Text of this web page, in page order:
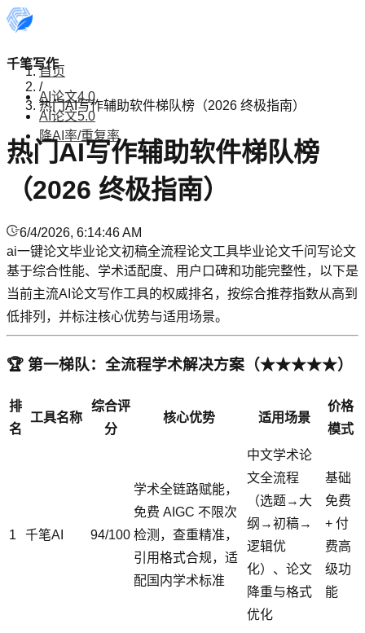
千笔写作
AI论文4.0
AI论文5.0
降AI率/重复率
首页
/
热门AI写作辅助软件梯队榜（2026 终极指南）
热门AI写作辅助软件梯队榜
（2026 终极指南）
6/4/2026, 6:14:46 AM
ai一键论文毕业论文初稿全流程论文工具毕业论文千问写论文
基于综合性能、学术适配度、用户口碑和功能完整性，以下是
当前主流AI论文写作工具的权威排名，按综合推荐指数从高到
低排列，并标注核心优势与适用场景。
🏆 第一梯队：全流程学术解决方案（★★★★★）
排
名
工具名称
综合评
分
核心优势 适用场景
价格
模式
1 千笔AI 94/100
学术全链路赋能，
免费 AIGC 不限次
检测，查重精准，
引用格式合规，适
配国内学术标准
中文学术论
文全流程
（选题→大
纲→初稿→
逻辑优
化）、论文
降重与格式
优化
基础
免费
+ 付
费高
级功
能